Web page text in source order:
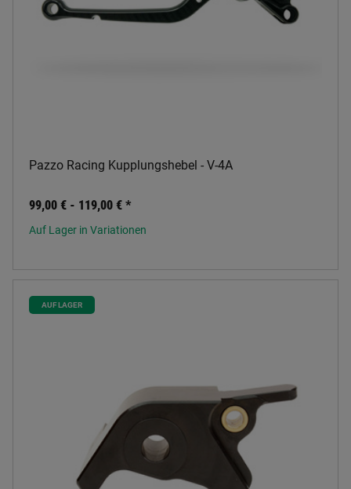
Pazzo Racing Kupplungshebel - V-4A
99,00 € - 119,00 € *
Auf Lager in Variationen
AUF LAGER